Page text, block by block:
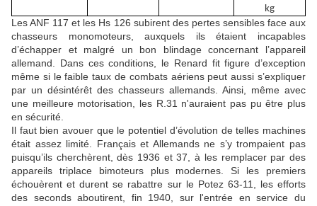
kg
Les ANF 117 et les Hs 126 subirent des pertes sensibles face aux
chasseurs monomoteurs, auxquels ils étaient incapables
d’échapper et malgré un bon blindage concernant l’appareil
allemand. Dans ces conditions, le Renard fit figure d’exception
même si le faible taux de combats aériens peut aussi s’expliquer
par un désintérêt des chasseurs allemands. Ainsi, même avec
une meilleure motorisation, les R.31 n'auraient pas pu être plus
en sécurité.
Il faut bien avouer que le potentiel d’évolution de telles machines
était assez limité. Français et Allemands ne s’y trompaient pas
puisqu’ils cherchèrent, dès 1936 et 37, à les remplacer par des
appareils triplace bimoteurs plus modernes. Si les premiers
échouèrent et durent se rabattre sur le Potez 63-11, les efforts
des seconds aboutirent, fin 1940, sur l'entrée en service du